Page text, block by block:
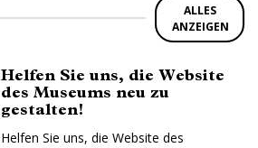
ALLES
ANZEIGEN
Helfen Sie uns, die Website
des Museums neu zu
gestalten!
Helfen Sie uns, die Website des